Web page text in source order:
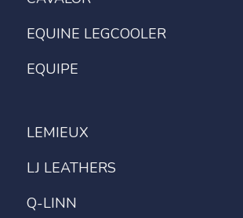
EQUINE LEGCOOLER
EQUIPE
LEMIEUX
LJ LEATHERS
Q-LINN